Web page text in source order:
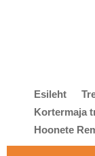
Esileht
Kortermaja
Hoonete